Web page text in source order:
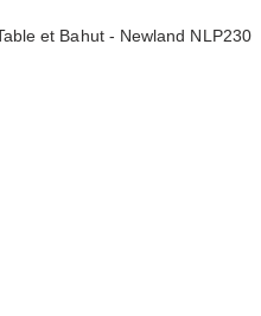
et Bahut - Newland NLP230